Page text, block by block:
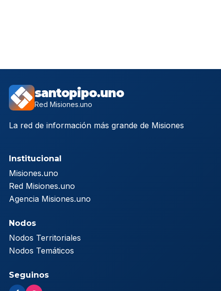
santopipo.uno
Red Misiones.uno
La red de información más grande de Misiones
Institucional
Misiones.uno
Red Misiones.uno
Agencia Misiones.uno
Nodos
Nodos Territoriales
Nodos Temáticos
Seguinos